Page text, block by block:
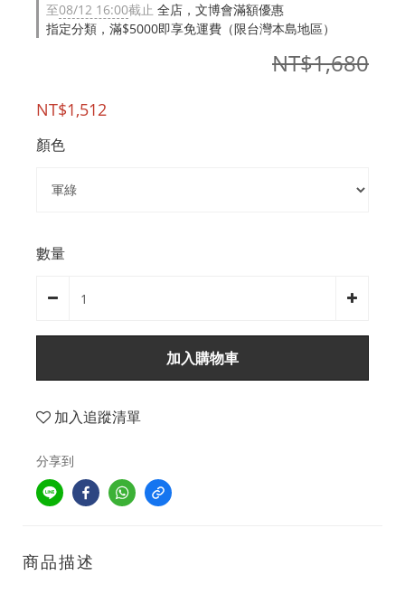
至08/12 16:00截止 全店，文博會滿額優惠
指定分類，滿$5000即享免運費（限台灣本島地區）
NT$1,680
NT$1,512
顏色
數量
加入購物車
加入追蹤清單
分享到
商品描述